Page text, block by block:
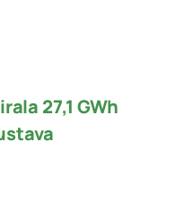
27,1 GWh